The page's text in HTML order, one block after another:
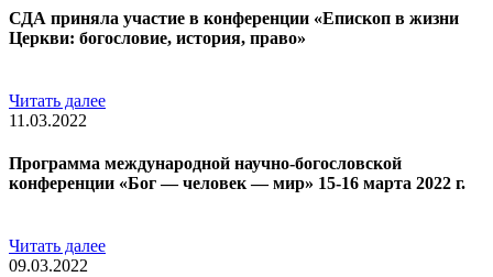
СДА приняла участие в конференции «Епископ в жизни
Церкви: богословие, история, право»
Читать далее
11.03.2022
Программа международной научно-богословской
конференции «Бог — человек — мир» 15-16 марта 2022 г.
Читать далее
09.03.2022